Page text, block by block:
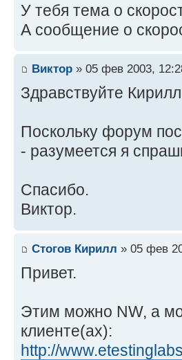
У тебя тема о
А сообщение о
Виктор » 05 фев 2003,
Здравствуйте
Поскольку форум
- разумеется я
Спасибо.
Виктор.
Стогов Кирилл » 05 фев
Привет.
Этим можно NW, а
клиенте(ах):
http://